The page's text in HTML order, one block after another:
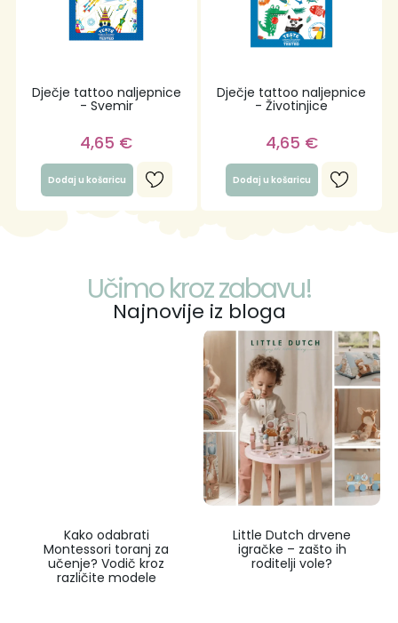
Dječje tattoo naljepnice
- Svemir
4,65 €
Dodaj u košaricu
Dječje tattoo naljepnice
- Životinjice
4,65 €
Dodaj u košaricu
Učimo kroz zabavu!
Najnovije iz bloga
Kako odabrati
Montessori toranj za
učenje? Vodič kroz
različite modele
Little Dutch drvene
igračke – zašto ih
roditelji vole?